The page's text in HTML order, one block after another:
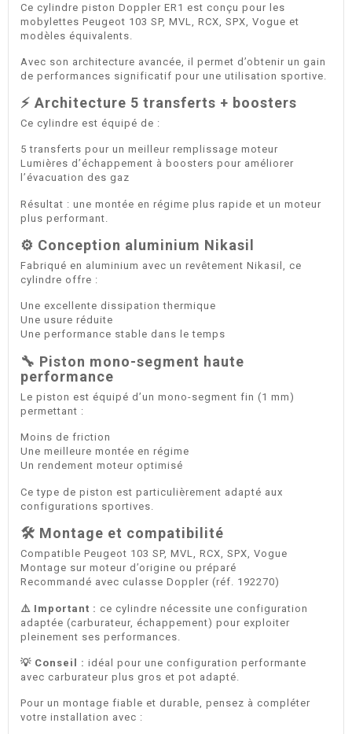
Ce cylindre piston Doppler ER1 est conçu pour les
mobylettes Peugeot 103 SP, MVL, RCX, SPX, Vogue et
modèles équivalents.
Avec son architecture avancée, il permet d’obtenir un gain
de performances significatif pour une utilisation sportive.
⚡ Architecture 5 transferts + boosters
Ce cylindre est équipé de :
5 transferts pour un meilleur remplissage moteur
Lumières d’échappement à boosters pour améliorer
l’évacuation des gaz
Résultat : une montée en régime plus rapide et un moteur
plus performant.
⚙️ Conception aluminium Nikasil
Fabriqué en aluminium avec un revêtement Nikasil, ce
cylindre offre :
Une excellente dissipation thermique
Une usure réduite
Une performance stable dans le temps
🔧 Piston mono-segment haute
performance
Le piston est équipé d’un mono-segment fin (1 mm)
permettant :
Moins de friction
Une meilleure montée en régime
Un rendement moteur optimisé
Ce type de piston est particulièrement adapté aux
configurations sportives.
🛠️ Montage et compatibilité
Compatible Peugeot 103 SP, MVL, RCX, SPX, Vogue
Montage sur moteur d’origine ou préparé
Recommandé avec culasse Doppler (réf. 192270)
⚠️ Important : ce cylindre nécessite une configuration
adaptée (carburateur, échappement) pour exploiter
pleinement ses performances.
💡 Conseil : idéal pour une configuration performante
avec carburateur plus gros et pot adapté.
Pour un montage fiable et durable, pensez à compléter
votre installation avec :